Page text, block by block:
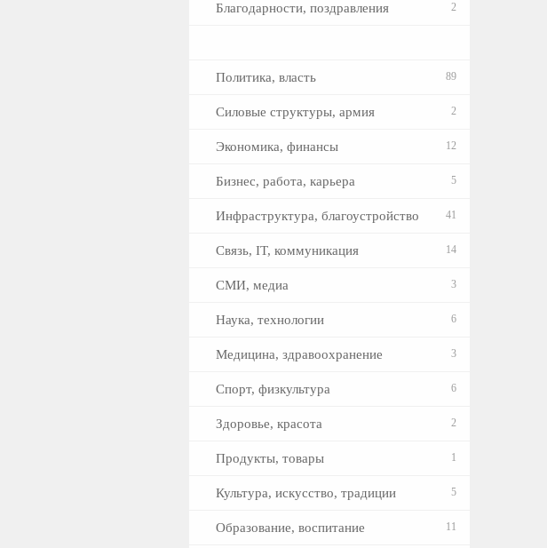
Благодарности, поздравления 2
Политика, власть 89
Силовые структуры, армия 2
Экономика, финансы 12
Бизнес, работа, карьера 5
Инфраструктура, благоустройство 41
Связь, IT, коммуникация 14
СМИ, медиа 3
Наука, технологии 6
Медицина, здравоохранение 3
Спорт, физкультура 6
Здоровье, красота 2
Продукты, товары 1
Культура, искусство, традиции 5
Образование, воспитание 11